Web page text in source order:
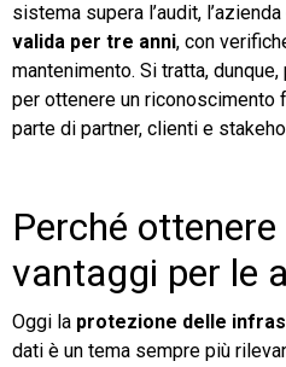
sistema supera l’audit,
valida per tre anni, con
mantenimento. Si tratta,
per ottenere un riconoscimento
parte di partner, clienti e
Perché
vantaggi per le
Oggi la protezione delle
dati è un tema sempre più